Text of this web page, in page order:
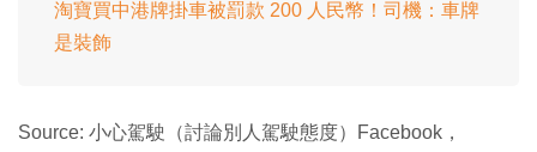
淘寶買中港牌掛車被罰款 200 人民幣！司機：車牌
是裝飾
Source: 小心駕駛（討論別人駕駛態度）Facebook，